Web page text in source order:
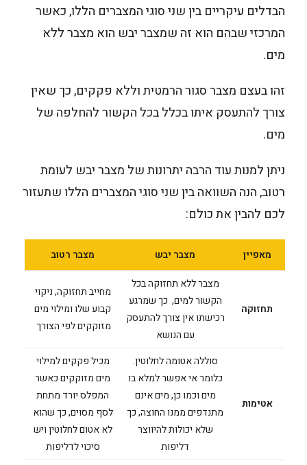
הבדלים עיקריים בין שני סוגי המצברים הללו, כאשר
המרכזי שבהם הוא זה שמצבר יבש הוא מצבר ללא
מים.
זהו בעצם מצבר סגור הרמטית וללא פקקים, כך שאין
צורך להתעסק איתו בכלל בכל הקשור להחלפה של
מים.
ניתן למנות עוד הרבה יתרונות של מצבר יבש לעומת
רטוב, הנה השוואה בין שני סוגי המצברים הללו שתעזור
לכם להבין את כולם:
מאפיין מצבר יבש מצבר רטוב
תחזוקה
מצבר ללא תחזוקה בכל
הקשור למים, כך שמרגע
רכישתו אין צורך להתעסק
עם הנושא
מחייב תחזוקה, ניקוי
קבוע שלו ומילוי מים
מזוקקים לפי הצורך
אטימות
סוללה אטומה לחלוטין.
כלומר אי אפשר למלא בו
מים וכמו כן, מים אינם
מתנדפים ממנו החוצה, כך
שלא יכולות להיווצר
דליפות
מכיל פקקים למילוי
מים מזוקקים כאשר
המפלס יורד מתחת
לסף מסוים, כך שהוא
לא אטום לחלוטין ויש
סיכוי לדליפות